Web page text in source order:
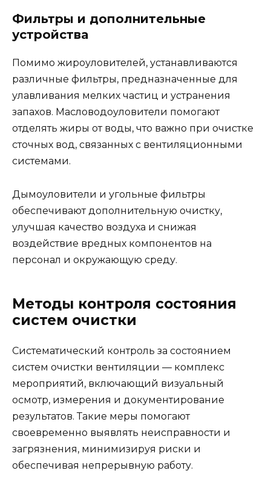
Фильтры и дополнительные
устройства
Помимо жироуловителей, устанавливаются
различные фильтры, предназначенные для
улавливания мелких частиц и устранения
запахов. Масловодоуловители помогают
отделять жиры от воды, что важно при очистке
сточных вод, связанных с вентиляционными
системами.
Дымоуловители и угольные фильтры
обеспечивают дополнительную очистку,
улучшая качество воздуха и снижая
воздействие вредных компонентов на
персонал и окружающую среду.
Методы контроля состояния
систем очистки
Систематический контроль за состоянием
систем очистки вентиляции — комплекс
мероприятий, включающий визуальный
осмотр, измерения и документирование
результатов. Такие меры помогают
своевременно выявлять неисправности и
загрязнения, минимизируя риски и
обеспечивая непрерывную работу.